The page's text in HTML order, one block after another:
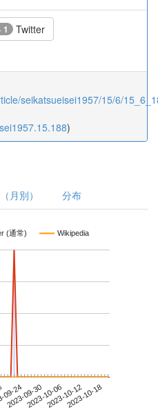
1 Twitter
seikatsueisei1957/15/6/
)
月別） 分布
(通常) Wikipedia
24
2023-09-302023-10-062023-10-122023-10-18